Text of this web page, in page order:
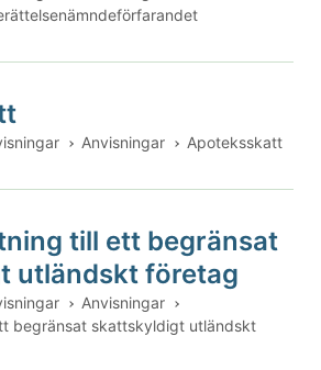
Anvisningar Apoteksskatt
till ett begränsat
utländskt företag
Anvisningar
begränsat skattskyldigt utländskt